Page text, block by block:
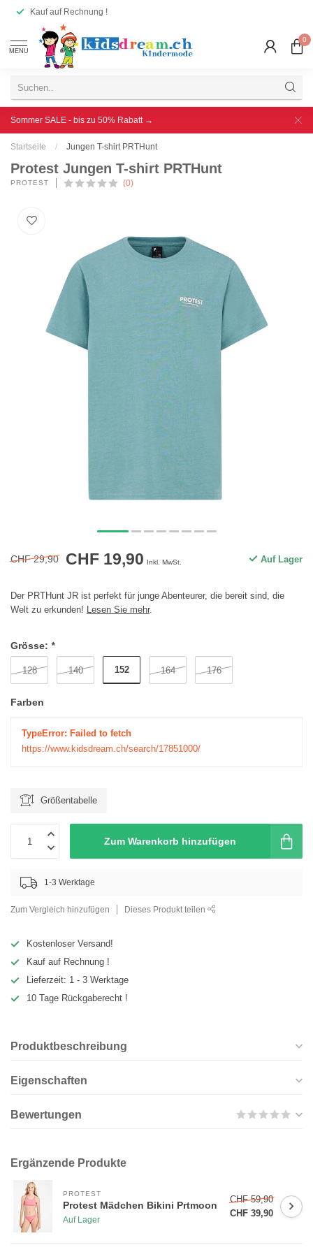
Kauf auf Rechnung !
MENU
0
Sommer SALE - bis zu 50% Rabatt →
Startseite / Jungen T-shirt PRTHunt
Protest Jungen T-shirt PRTHunt
PROTEST (0)
CHF 29,90 CHF 19,90 Inkl. MwSt. Auf Lager
Der PRTHunt JR ist perfekt für junge Abenteurer, die bereit sind, die
Welt zu erkunden! Lesen Sie mehr.
Grösse: *
128 140 152 164 176
Farben
TypeError: Failed to fetch
https://www.kidsdream.ch/search/17851000/
Größentabelle
Zum Warenkorb hinzufügen
1-3 Werktage
Zum Vergleich hinzufügen Dieses Produkt teilen
Kostenloser Versand!
Kauf auf Rechnung !
Lieferzeit: 1 - 3 Werktage
10 Tage Rückgaberecht !
Produktbeschreibung
Eigenschaften
Bewertungen
Ergänzende Produkte
PROTEST
Protest Mädchen Bikini Prtmoon
Auf Lager
CHF 59,90
CHF 39,90